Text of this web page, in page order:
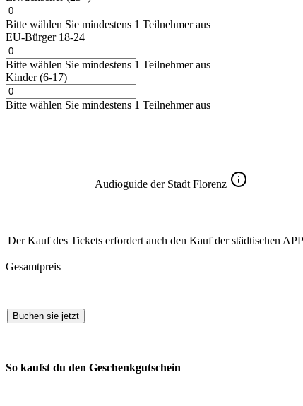
Bitte wählen Sie mindestens 1 Teilnehmer aus
EU-Bürger 18-24
Bitte wählen Sie mindestens 1 Teilnehmer aus
Kinder (6-17)
Bitte wählen Sie mindestens 1 Teilnehmer aus
Audioguide der Stadt Florenz
Der Kauf des Tickets erfordert auch den Kauf der städtischen
Gesamtpreis
Buchen sie jetzt
So kaufst du den Geschenkgutschein